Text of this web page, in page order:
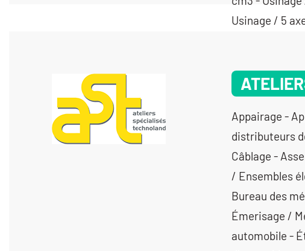
Appairage -
distributeurs
Câblage -
/ Ensembles
Bureau des
Émerisage /
automobile -